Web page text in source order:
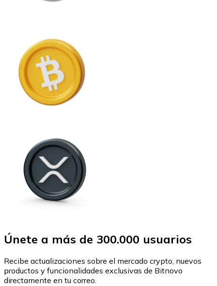
Únete a más de 300.000 usuarios
Recibe actualizaciones sobre el mercado crypto, nuevos
productos y funcionalidades exclusivas de Bitnovo
directamente en tu correo.